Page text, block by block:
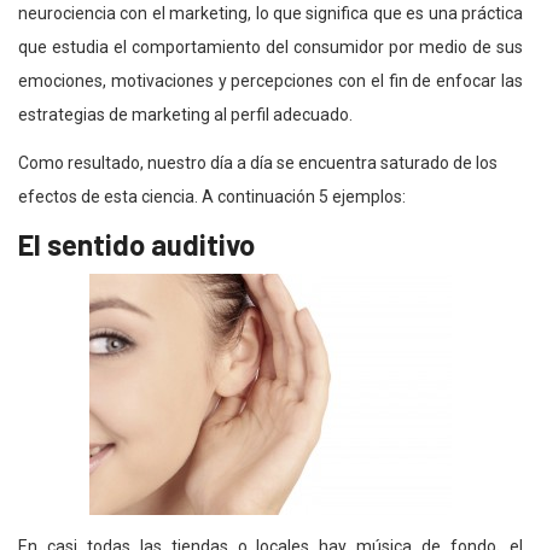
neurociencia con el marketing, lo que significa que es una práctica
que estudia el comportamiento del consumidor por medio de sus
emociones, motivaciones y percepciones con el fin de enfocar las
estrategias de marketing al perfil adecuado.
Como resultado, nuestro día a día se encuentra saturado de los
efectos de esta ciencia. A continuación 5 ejemplos:
El sentido auditivo
En casi todas las tiendas o locales hay música de fondo, el